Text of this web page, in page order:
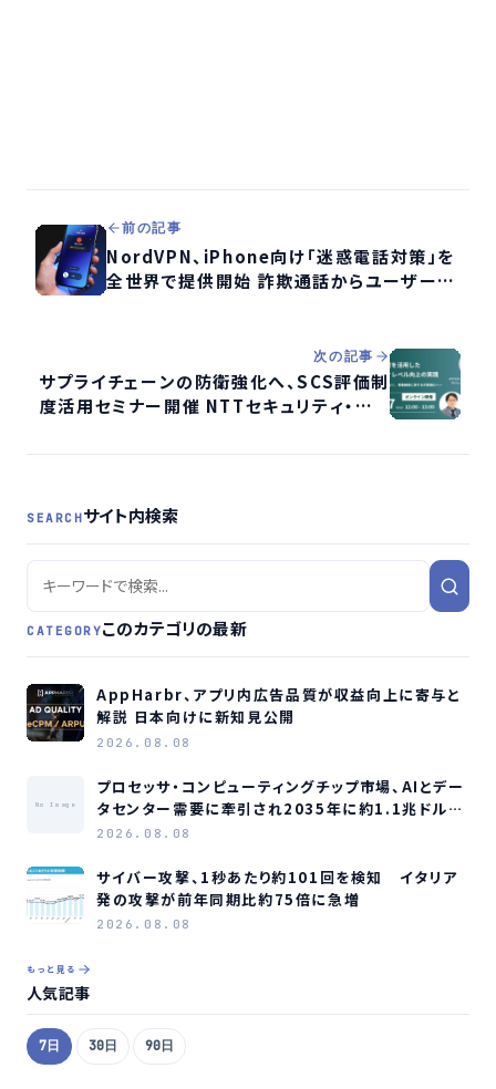
前の記事
NordVPN、iPhone向け「迷惑電話対策」を
全世界で提供開始 詐欺通話からユーザーを
次の記事
サプライチェーンの防衛強化へ、SCS評価制
度活用セミナー開催 NTTセキュリティ・ジャ
SEARCHサイト内検索
CATEGORYこのカテゴリの最新
AppHarbr、アプリ内広告品質が収益向上に寄与と
解説 日本向けに新知見公開
2026.08.08
No Image
プロセッサ・コンピューティングチップ市場、AIとデー
タセンター需要に牽引され2035年に約1.1兆ドル規
模へ成長か
2026.08.08
サイバー攻撃、1秒あたり約101回を検知 イタリア
発の攻撃が前年同期比約75倍に急増
2026.08.08
もっと見る
人気記事
7日 30日 90日